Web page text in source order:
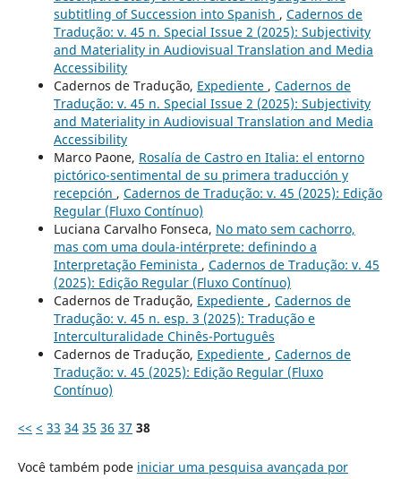
subtitling of Succession into Spanish , Cadernos de
Tradução: v. 45 n. Special Issue 2 (2025): Subjectivity
and Materiality in Audiovisual Translation and Media
Accessibility
Cadernos de Tradução, Expediente , Cadernos de
Tradução: v. 45 n. Special Issue 2 (2025): Subjectivity
and Materiality in Audiovisual Translation and Media
Accessibility
Marco Paone, Rosalía de Castro en Italia: el entorno
pictórico-sentimental de su primera traducción y
recepción , Cadernos de Tradução: v. 45 (2025): Edição
Regular (Fluxo Contínuo)
Luciana Carvalho Fonseca, No mato sem cachorro,
mas com uma doula-intérprete: definindo a
Interpretação Feminista , Cadernos de Tradução: v. 45
(2025): Edição Regular (Fluxo Contínuo)
Cadernos de Tradução, Expediente , Cadernos de
Tradução: v. 45 n. esp. 3 (2025): Tradução e
Interculturalidade Chinês-Português
Cadernos de Tradução, Expediente , Cadernos de
Tradução: v. 45 (2025): Edição Regular (Fluxo
Contínuo)
<< < 33 34 35 36 37 38
Você também pode iniciar uma pesquisa avançada por